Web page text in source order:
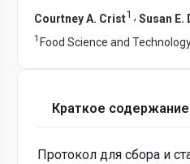
Courtney A. Crist1 , Susan E.
1 Food Science and
Краткое содержание
Протокол для сбора и